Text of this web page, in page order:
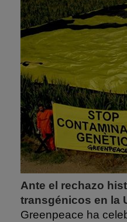
Ante el rechazo
transgénicos en la
Greenpeace ha